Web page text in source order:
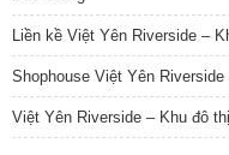
Liền kề Việt Yên Riverside –
Shophouse Việt Yên
Việt Yên Riverside – Khu đô